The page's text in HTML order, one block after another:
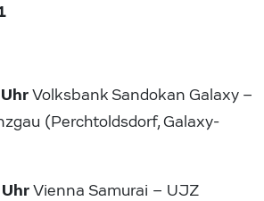
Volksbank Sandokan Galaxy –
(Perchtoldsdorf, Galaxy-
Vienna Samurai – UJZ